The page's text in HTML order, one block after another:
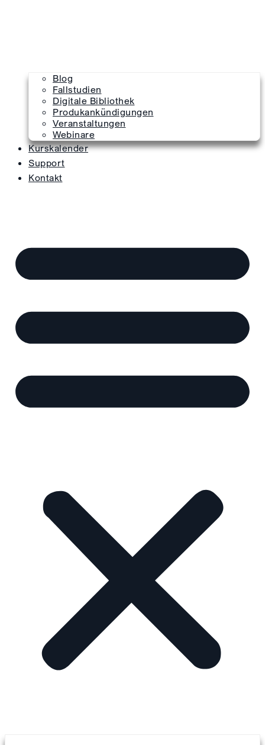
Blog
Fallstudien
Digitale Bibliothek
Produkankündigungen
Veranstaltungen
Webinare
Kurskalender
Support
Kontakt